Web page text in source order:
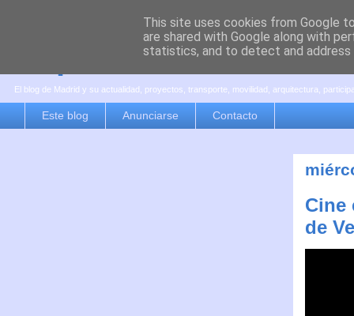
es por madrid
El blog de Madrid y su actualidad, proyectos, transporte, movilidad, arquitectura,
Este blog Anunciarse Contacto
Cine
de
This site uses cookies from Google
are shared with Google along with
statistics, and to detect and address